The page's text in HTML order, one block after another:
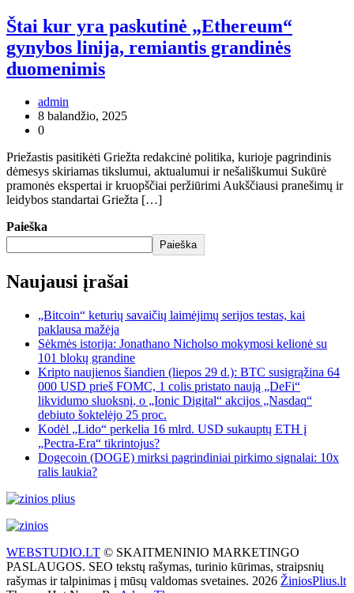
Štai kur yra paskutinė „Ethereum“
gynybos linija, remiantis grandinės
duomenimis
admin
8 balandžio, 2025
0
Priežastis pasitikėti Griežta redakcinė politika, kurioje pagrindinis
dėmesys skiriamas tikslumui, aktualumui ir nešališkumui Sukūrė
pramonės ekspertai ir kruopščiai peržiūrimi Aukščiausi pranešimų ir
leidybos standartai Griežta […]
Paieška
Paieška
Naujausi įrašai
„Bitcoin“ keturių savaičių laimėjimų serijos testas, kai
paklausa mažėja
Sėkmės istorija: Jonathano Nicholso mokymosi kelionė su
101 blokų grandine
Kripto naujienos šiandien (liepos 29 d.): BTC susigrąžina 64
000 USD prieš FOMC, 1 colis pristato naują „DeFi“
likvidumo sluoksnį, o „Ionic Digital“ akcijos „Nasdaq“
debiuto šoktelėjo 25 proc.
Kodėl „Lido“ perkelia 16 mlrd. USD sukauptų ETH į
„Pectra-Era“ tikrintojus?
Dogecoin (DOGE) mirksi pagrindiniai pirkimo signalai: 10x
ralis laukia?
WEBSTUDIO.LT © SKAITMENINIO MARKETINGO
PASLAUGOS. SEO tekstų rašymas, turinio kūrimas, straipsnių
rašymas ir talpinimas į mūsų valdomas svetaines. 2026 ŽiniosPlius.lt